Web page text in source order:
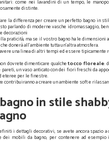
come nei lavandini di un tempo, le
distinte.
la differenza per creare un perfetto bagno in
parlando di moderne vasche idromassaggio,
decorazioni
praticità, ma se il vostro bagno ha le dimensioni
donerà all'ambiente tutta un'altra atmosfera.
una linea di altri tempi ed essere tipicamente
dovrete dimenticare qualchetocco floreale:
pareti, un vaso anticato con dei fiori freschi da
eteree per le finestre.
contribuiranno a creare un ambiente soft e
in stile
i dettagli decorativi, se avete ancora spazio
dei mobili da bagno, per contenere ad